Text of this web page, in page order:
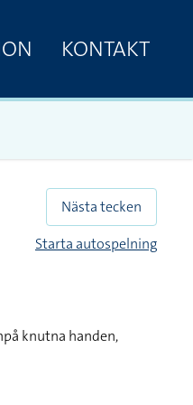
KONTAKT
Nästa tecken
Starta autospelning
knutna handen,